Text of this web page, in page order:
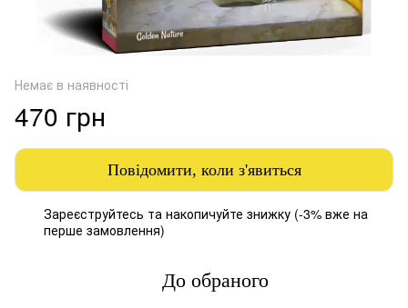
Немає в наявності
470 грн
Повідомити, коли з'явиться
Зареєструйтесь та накопичуйте знижку (-3% вже на
перше замовлення)
До обраного